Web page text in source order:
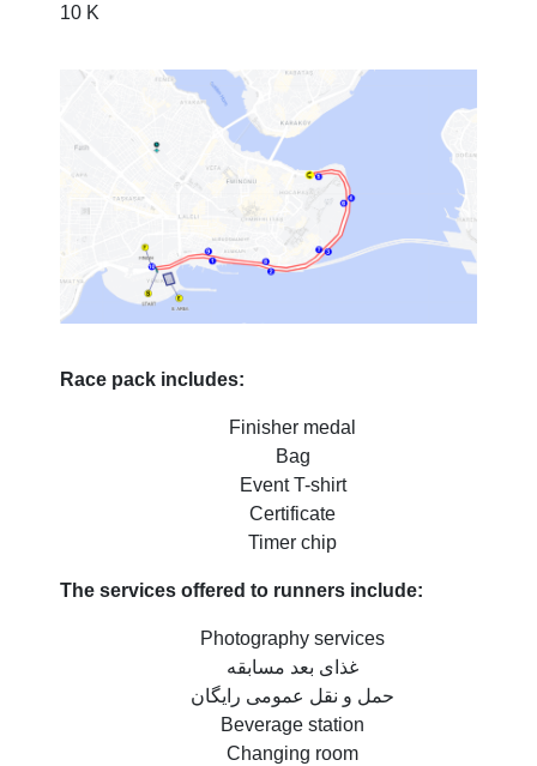
10 K
Race pack includes:
Finisher medal
Bag
Event T-shirt
Certificate
Timer chip
The services offered to runners include:
Photography services
غذای بعد مسابقه
حمل و نقل عمومی رایگان
Beverage station
Changing room